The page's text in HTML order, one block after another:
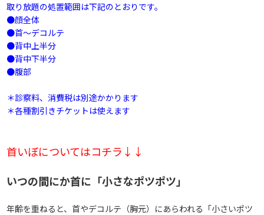
取り放題の処置範囲は下記のとおりです。
●顔全体
●首～デコルテ
●背中上半分
●背中下半分
●腹部
＊診察料、消費税は別途かかります
＊各種割引きチケットは使えます
首いぼについてはコチラ↓↓
いつの間にか首に「小さなポツポツ」
年齢を重ねると、首やデコルテ（胸元）にあらわれる「小さいポツ